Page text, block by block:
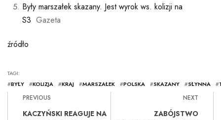
Były marszałek skazany. Jest wyrok ws. kolizji na
S3 Gazeta
źródło
TAGI:
#BYŁY #KOLIZJA #KRAJ #MARSZAŁEK #POLSKA #SKAZANY #SŁYNNA #
PREVIOUS
KACZYŃSKI REAGUJE NA
NEXT
ZABÓJSTWO